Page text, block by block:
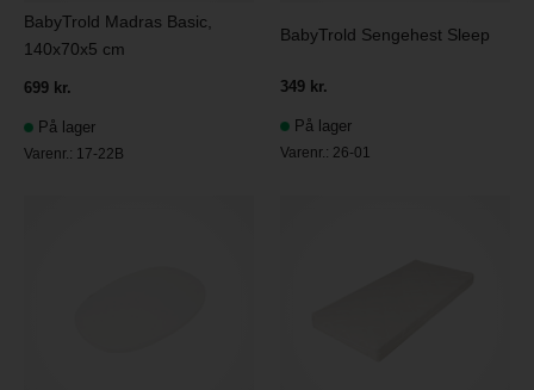
BabyTrold Madras Basic,
140x70x5 cm
699 kr.
På lager
Varenr.: 17-22B
BabyTrold Sengehest Sleep
349 kr.
På lager
Varenr.: 26-01